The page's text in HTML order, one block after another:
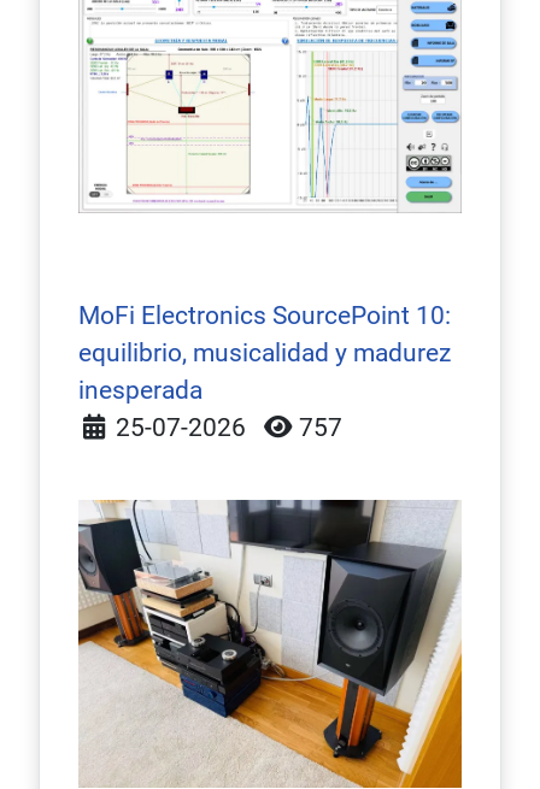
MoFi Electronics SourcePoint 10:
equilibrio, musicalidad y madurez
inesperada
Detalles
25-07-2026 757